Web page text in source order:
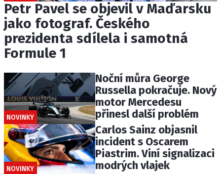
Petr Pavel se objevil v Maďarsku
jako fotograf. Českého
prezidenta sdílela i samotná
Formule 1
NOVINKY
Noční můra George
Russella pokračuje. Nový
motor Mercedesu
přinesl další problém
NOVINKY
Carlos Sainz objasnil
incident s Oscarem
Piastrim. Viní signalizaci
modrých vlajek